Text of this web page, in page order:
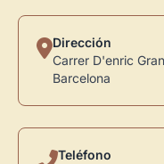
Dirección
Carrer D'enric
Barcelona
Teléfono